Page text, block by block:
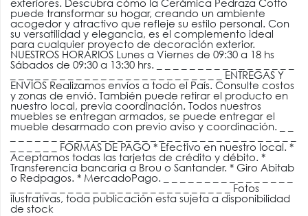
exteriores. Descubra cómo la Cerámica Pedraza Cotto
puede transformar su hogar, creando un ambiente
acogedor y atractivo que refleje su estilo personal. Con
su versatilidad y elegancia, es el complemento ideal
para cualquier proyecto de decoración exterior.
NUESTROS HORARIOS Lunes a Viernes de 09:30 a 18 hs
Sábados de 09:30 a 13:30 hrs. _ _ _ _ _ _ _ _ _ _ _ _ _ _ _ _ _
_ _ _ _ _ _ _ _ _ _ _ _ _ _ _ _ _ _ _ _ _ _ _ _ _ _ ENTREGAS Y
ENVÍOS Realizamos envíos a todo el País. Consulte costos
y zonas de envió. También puede retirar el producto en
nuestro local, previa coordinación. Todos nuestros
muebles se entregan armados, se puede entregar el
mueble desarmado con previo aviso y coordinación. _ _
_ _ _ _ _ _ _ _ _ _ _ _ _ _ _ _ _ _ _ _ _ _ _ _ _ _ _ _ _ _ _ _ _ _ _
_ _ _ _ _ _ FORMAS DE PAGO * Efectivo en nuestro local. *
Aceptamos todas las tarjetas de crédito y débito. *
Transferencia bancaria a Brou o Santander. * Giro Abitab
o Redpagos. * MercadoPago. _ _ _ _ _ _ _ _ _ _ _ _ _ _ _ _
_ _ _ _ _ _ _ _ _ _ _ _ _ _ _ _ _ _ _ _ _ _ _ _ _ _ _ Fotos
ilustrativas, toda publicación esta sujeta a disponibilidad
de stock